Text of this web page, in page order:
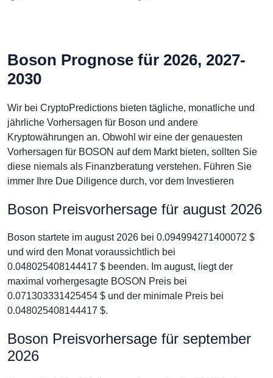
Boson Prognose für 2026, 2027-
2030
Wir bei CryptoPredictions bieten tägliche, monatliche und
jährliche Vorhersagen für Boson und andere
Kryptowährungen an. Obwohl wir eine der genauesten
Vorhersagen für BOSON auf dem Markt bieten, sollten Sie
diese niemals als Finanzberatung verstehen. Führen Sie
immer Ihre Due Diligence durch, vor dem Investieren
Boson Preisvorhersage für august 2026
Boson startete im august 2026 bei 0.094994271400072 $
und wird den Monat voraussichtlich bei
0.048025408144417 $ beenden. Im august, liegt der
maximal vorhergesagte BOSON Preis bei
0.071303331425454 $ und der minimale Preis bei
0.048025408144417 $.
Boson Preisvorhersage für september
2026